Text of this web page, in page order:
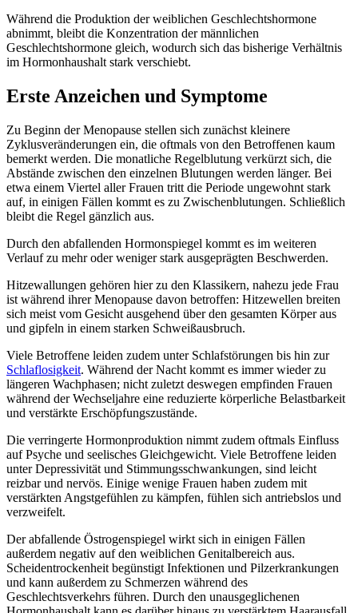
Während die Produktion der weiblichen Geschlechtshormone
abnimmt, bleibt die Konzentration der männlichen
Geschlechtshormone gleich, wodurch sich das bisherige Verhältnis
im Hormonhaushalt stark verschiebt.
Erste Anzeichen und Symptome
Zu Beginn der Menopause stellen sich zunächst kleinere
Zyklusveränderungen ein, die oftmals von den Betroffenen kaum
bemerkt werden. Die monatliche Regelblutung verkürzt sich, die
Abstände zwischen den einzelnen Blutungen werden länger. Bei
etwa einem Viertel aller Frauen tritt die Periode ungewohnt stark
auf, in einigen Fällen kommt es zu Zwischenblutungen. Schließlich
bleibt die Regel gänzlich aus.
Durch den abfallenden Hormonspiegel kommt es im weiteren
Verlauf zu mehr oder weniger stark ausgeprägten Beschwerden.
Hitzewallungen gehören hier zu den Klassikern, nahezu jede Frau
ist während ihrer Menopause davon betroffen: Hitzewellen breiten
sich meist vom Gesicht ausgehend über den gesamten Körper aus
und gipfeln in einem starken Schweißausbruch.
Viele Betroffene leiden zudem unter Schlafstörungen bis hin zur
Schlaflosigkeit. Während der Nacht kommt es immer wieder zu
längeren Wachphasen; nicht zuletzt deswegen empfinden Frauen
während der Wechseljahre eine reduzierte körperliche Belastbarkeit
und verstärkte Erschöpfungszustände.
Die verringerte Hormonproduktion nimmt zudem oftmals Einfluss
auf Psyche und seelisches Gleichgewicht. Viele Betroffene leiden
unter Depressivität und Stimmungsschwankungen, sind leicht
reizbar und nervös. Einige wenige Frauen haben zudem mit
verstärkten Angstgefühlen zu kämpfen, fühlen sich antriebslos und
verzweifelt.
Der abfallende Östrogenspiegel wirkt sich in einigen Fällen
außerdem negativ auf den weiblichen Genitalbereich aus.
Scheidentrockenheit begünstigt Infektionen und Pilzerkrankungen
und kann außerdem zu Schmerzen während des
Geschlechtsverkehrs führen. Durch den unausgeglichenen